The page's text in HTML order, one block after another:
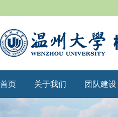
首页 关于我们 团队建设